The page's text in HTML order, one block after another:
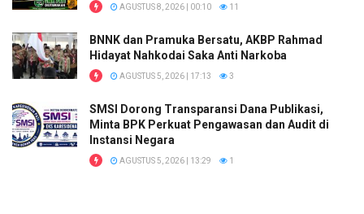
AGUSTUS 8, 2026 | 00:10 11
BNNK dan Pramuka Bersatu, AKBP Rahmad
Hidayat Nahkodai Saka Anti Narkoba
AGUSTUS 5, 2026 | 17:13 3
SMSI Dorong Transparansi Dana Publikasi,
Minta BPK Perkuat Pengawasan dan Audit di
Instansi Negara
AGUSTUS 5, 2026 | 13:29 1